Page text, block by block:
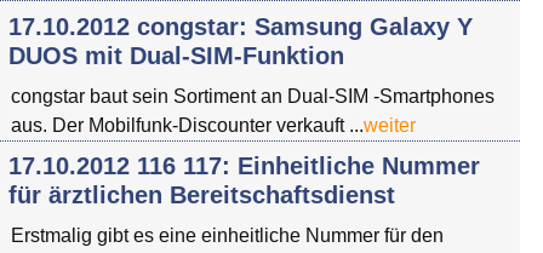
17.10.2012 congstar: Samsung Galaxy Y
DUOS mit Dual-SIM-Funktion
congstar baut sein Sortiment an Dual-SIM -Smartphones
aus. Der Mobilfunk-Discounter verkauft ...weiter
17.10.2012 116 117: Einheitliche Nummer
für ärztlichen Bereitschaftsdienst
Erstmalig gibt es eine einheitliche Nummer für den